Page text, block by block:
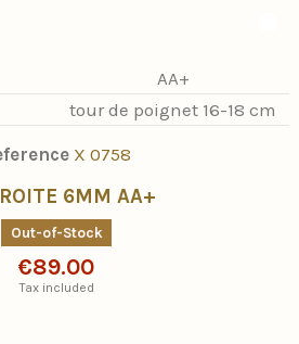
AA+
tour de poignet 16-18 cm
X 0758
6MM AA+
Out-of-Stock
€89.00
Tax included